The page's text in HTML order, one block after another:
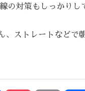
の対策もしっかりし
、ストレートなどで